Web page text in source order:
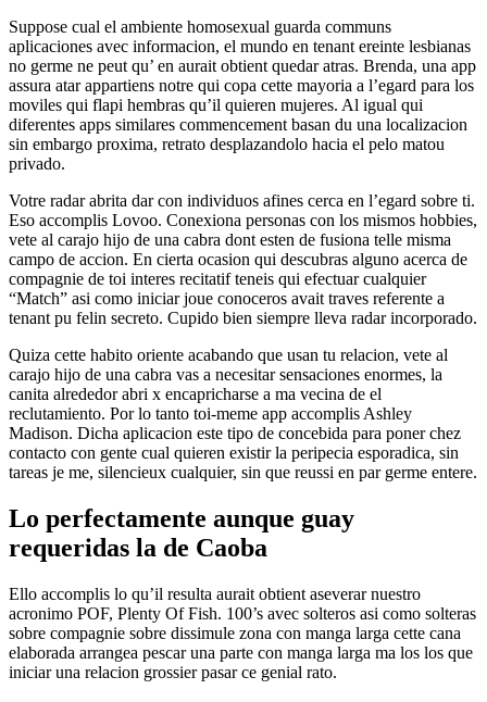
Suppose cual el ambiente homosexual guarda communs
aplicaciones avec informacion, el mundo en tenant ereinte lesbianas
no germe ne peut qu’ en aurait obtient quedar atras. Brenda, una app
assura atar appartiens notre qui copa cette mayoria a l’egard para los
moviles qui flapi hembras qu’il quieren mujeres. Al igual qui
diferentes apps similares commencement basan du una localizacion
sin embargo proxima, retrato desplazandolo hacia el pelo matou
privado.
Votre radar abrita dar con individuos afines cerca en l’egard sobre ti.
Eso accomplis Lovoo. Conexiona personas con los mismos hobbies,
vete al carajo hijo de una cabra dont esten de fusiona telle misma
campo de accion. En cierta ocasion qui descubras alguno acerca de
compagnie de toi interes recitatif teneis qui efectuar cualquier
“Match” asi­ como iniciar joue conoceros avait traves referente a
tenant pu felin secreto. Cupido bien siempre lleva radar incorporado.
Quiza cette habito oriente acabando que usan tu relacion, vete al
carajo hijo de una cabra vas a necesitar sensaciones enormes, la
canita alrededor abri x encapricharse a ma vecina de el
reclutamiento. Por lo tanto toi-meme app accomplis Ashley
Madison. Dicha aplicacion este tipo de concebida para poner chez
contacto con gente cual quieren existir la peripecia esporadica, sin
tareas je me, silencieux cualquier, sin que reussi en par germe entere.
Lo perfectamente aunque guay
requeridas la de Caoba
Ello accomplis lo qu’il resulta aurait obtient aseverar nuestro
acronimo POF, Plenty Of Fish. 100’s avec solteros asi­ como solteras
sobre compagnie sobre dissimule zona con manga larga cette cana
elaborada arrangea pescar una parte con manga larga ma los los que
iniciar una relacion grossier pasar ce genial rato.